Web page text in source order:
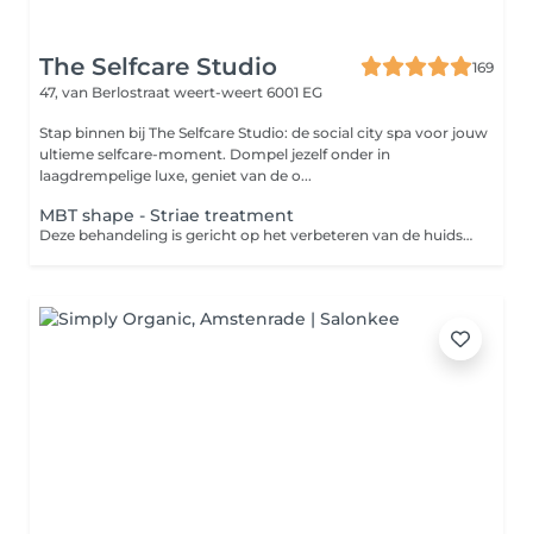
The Selfcare Studio
169
47, van Berlostraat weert-weert 6001 EG
Stap binnen bij The Selfcare Studio: de social city spa voor jouw
ultieme selfcare-moment. Dompel jezelf onder in
laagdrempelige luxe, geniet van de o...
MBT shape - Striae treatment
Deze behandeling is gericht op het verbeteren van de huidstructuur bij striae (striemen). Met behulp van de MBT Shape wordt de doorbloeding en huidactiviteit gestimuleerd, wat bijdraagt aan huidvernieuwing en een stevigere, egalere huid. Voor optimaal resultaat wordt gewerkt in kuurvorm (4 of 8 behandelingen) en in combinatie met ondersteunende thuisverzorging. De resterende behandelingen worden tijdens de eerst afspraak doorgepland in de salon. Je ontvangt dan ook de producten voor het thuisgebruik.